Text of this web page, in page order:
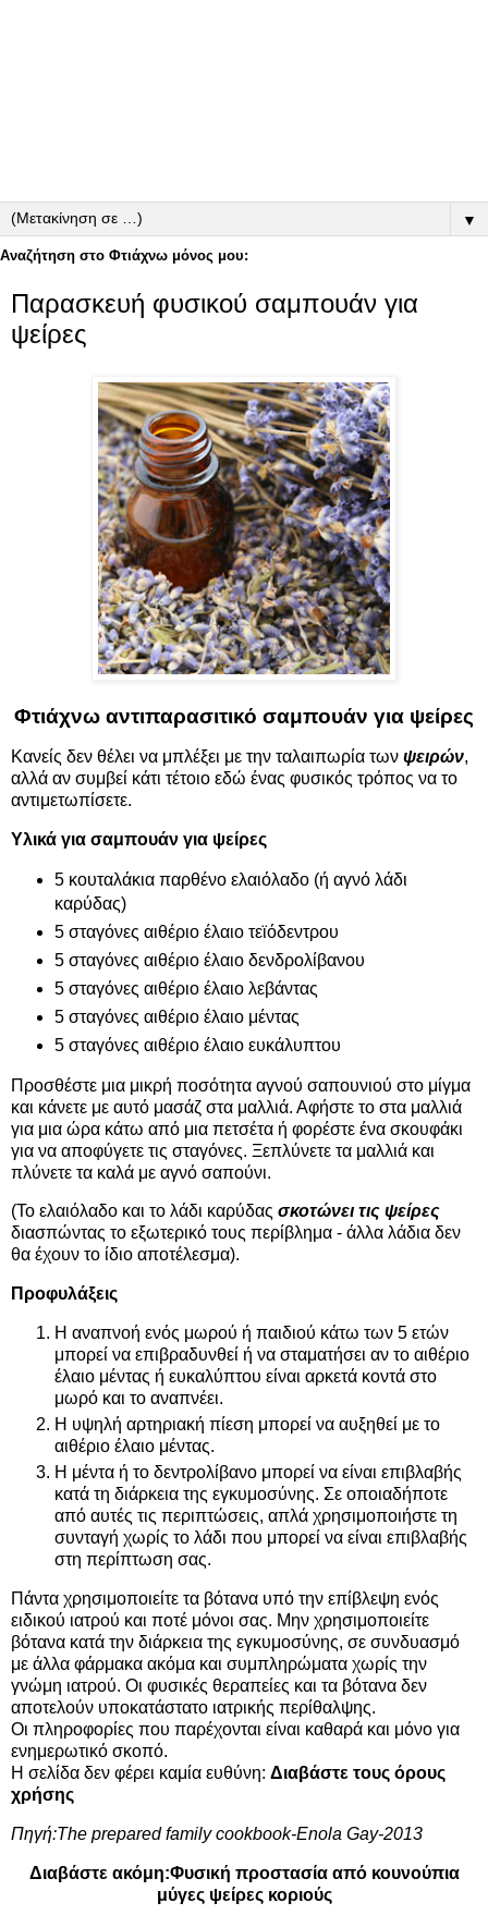
▼
Αναζήτηση στο Φτιάχνω μόνος μου:
Παρασκευή φυσικού σαμπουάν για
ψείρες
Φτιάχνω αντιπαρασιτικό σαμπουάν για ψείρες
Κανείς δεν θέλει να μπλέξει με την ταλαιπωρία των ψειρών,
αλλά αν συμβεί κάτι τέτοιο εδώ ένας φυσικός τρόπος να το
αντιμετωπίσετε.
Υλικά για σαμπουάν για ψείρες
5 κουταλάκια παρθένο ελαιόλαδο (ή αγνό λάδι
καρύδας)
5 σταγόνες αιθέριο έλαιο τεϊόδεντρου
5 σταγόνες αιθέριο έλαιο δενδρολίβανου
5 σταγόνες αιθέριο έλαιο λεβάντας
5 σταγόνες αιθέριο έλαιο μέντας
5 σταγόνες αιθέριο έλαιο ευκάλυπτου
Προσθέστε μια μικρή ποσότητα αγνού σαπουνιού στο μίγμα
και κάνετε με αυτό μασάζ στα μαλλιά. Αφήστε το στα μαλλιά
για μια ώρα κάτω από μια πετσέτα ή φορέστε ένα σκουφάκι
για να αποφύγετε τις σταγόνες. Ξεπλύνετε τα μαλλιά και
πλύνετε τα καλά με αγνό σαπούνι.
(Το ελαιόλαδο και το λάδι καρύδας σκοτώνει τις ψείρες
διασπώντας το εξωτερικό τους περίβλημα - άλλα λάδια δεν
θα έχουν το ίδιο αποτέλεσμα).
Προφυλάξεις
Η αναπνοή ενός μωρού ή παιδιού κάτω των 5 ετών
μπορεί να επιβραδυνθεί ή να σταματήσει αν το αιθέριο
έλαιο μέντας ή ευκαλύπτου είναι αρκετά κοντά στο
μωρό και το αναπνέει.
Η υψηλή αρτηριακή πίεση μπορεί να αυξηθεί με το
αιθέριο έλαιο μέντας.
Η μέντα ή το δεντρολίβανο μπορεί να είναι επιβλαβής
κατά τη διάρκεια της εγκυμοσύνης. Σε οποιαδήποτε
από αυτές τις περιπτώσεις, απλά χρησιμοποιήστε τη
συνταγή χωρίς το λάδι που μπορεί να είναι επιβλαβής
στη περίπτωση σας.
Πάντα χρησιμοποιείτε τα βότανα υπό την επίβλεψη ενός
ειδικού ιατρού και ποτέ μόνοι σας. Μην χρησιμοποιείτε
βότανα κατά την διάρκεια της εγκυμοσύνης, σε συνδυασμό
με άλλα φάρμακα ακόμα και συμπληρώματα χωρίς την
γνώμη ιατρού. Οι φυσικές θεραπείες και τα βότανα δεν
αποτελούν υποκατάστατο ιατρικής περίθαλψης.
Οι πληροφορίες που παρέχονται είναι καθαρά και μόνο για
ενημερωτικό σκοπό.
Η σελίδα δεν φέρει καμία ευθύνη: Διαβάστε τους όρους
χρήσης
Πηγή:The prepared family cookbook-Enola Gay-2013
Διαβάστε ακόμη:Φυσική προστασία από κουνούπια
μύγες ψείρες κοριούς